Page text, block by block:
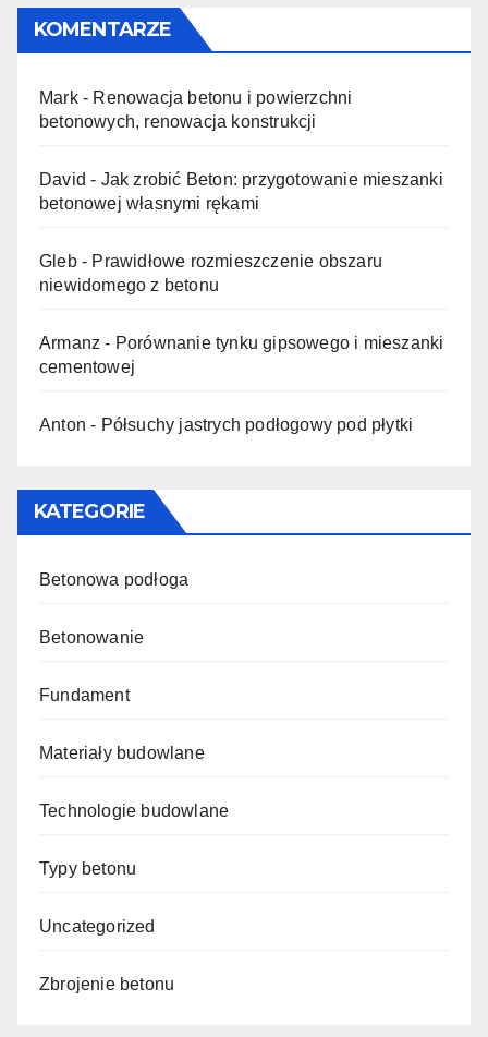
KOMENTARZE
Mark- Renowacja betonu i powierzchni
betonowych, renowacja konstrukcji
David - Jak zrobić Beton: przygotowanie mieszanki
betonowej własnymi rękami
Gleb- Prawidłowe rozmieszczenie obszaru
niewidomego z betonu
Armanz - Porównanie tynku gipsowego i mieszanki
cementowej
Anton - Półsuchy jastrych podłogowy pod płytki
KATEGORIE
Betonowa podłoga
Betonowanie
Fundament
Materiały budowlane
Technologie budowlane
Typy betonu
Uncategorized
Zbrojenie betonu